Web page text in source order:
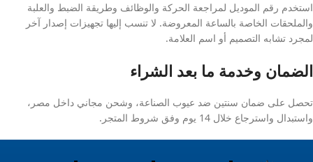
استخدم رقم الموديل لمراجعة الحركة والوظائف وطريقة الضبط والعلبة
والملحقات الخاصة بالساعة المعروضة. لا تنسب إليها تجهيزات إصدار آخر
لمجرد تشابه التصميم أو اسم العلامة.
الضمان وخدمة ما بعد الشراء
تحصل على ضمان سنتين ضد عيوب الصناعة، وشحن مجاني داخل مصر،
واستبدال واسترجاع خلال 14 يوم وفق شروط المتجر.